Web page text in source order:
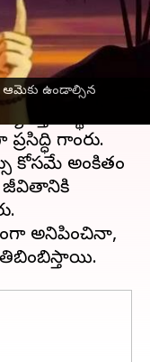
ఆమెకు ఉండాల్సిన
pm
ఆర్థిక
గాంచారు.
కోసమే అంకితం
అనిపించినా,